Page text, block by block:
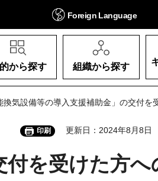
Foreign Language
から探す 組織から探す
気設備等の導入支援補助金」の交付を
印刷 更新日：2024年8月8日
付を受けた方へ